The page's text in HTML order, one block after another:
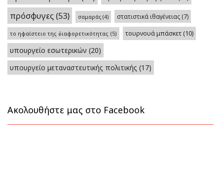
πρόσφυγες (53) σαμαράς (4) στατιστικά ιθαγένειας (7)
το ηφαίστειο της διαφορετικότητας (5) τουρνουά μπάσκετ(10)
υπουργείο εσωτερικών (20)
υπουργείο μεταναστευτικής πολιτικής (17)
Ακολουθήστε μας στο Facebook